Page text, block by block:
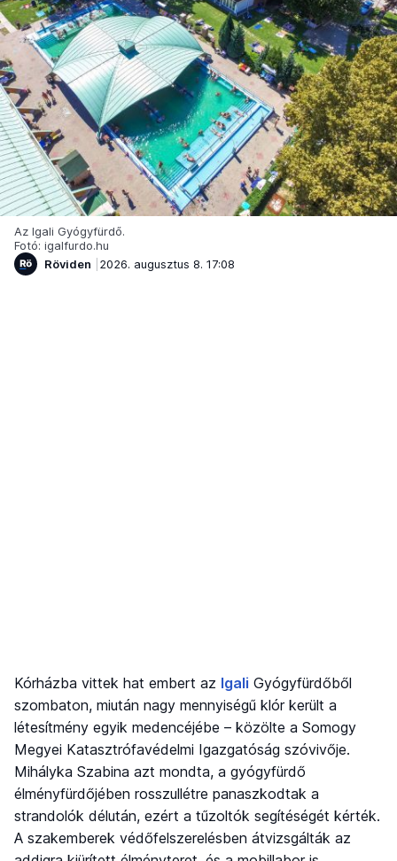
Az Igali Gyógyfürdő.
Fotó: igalfurdo.hu
Röviden
2026. augusztus 8. 17:08
Kórházba vittek hat embert az Igali Gyógyfürdőből
szombaton, miután nagy mennyiségű klór került a
létesítmény egyik medencéjébe – közölte a Somogy
Megyei Katasztrófavédelmi Igazgatóság szóvivője.
Mihályka Szabina azt mondta, a gyógyfürdő
élményfürdőjében rosszullétre panaszkodtak a
strandolók délután, ezért a tűzoltók segítéségét kérték.
A szakemberek védőfelszerelésben átvizsgálták az